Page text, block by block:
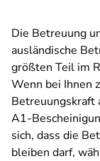
Die Betreuung
ausländische
größten Teil im
Wenn bei Ihnen
Betreuungskraft
A1-
sich, dass die
bleiben darf,